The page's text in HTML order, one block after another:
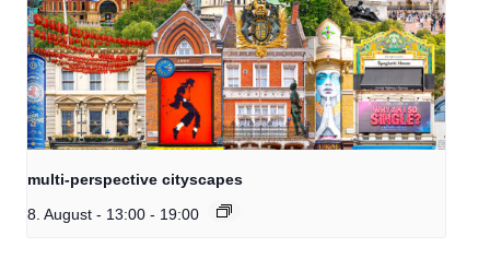
multi-perspective cityscapes
8. August - 13:00 - 19:00